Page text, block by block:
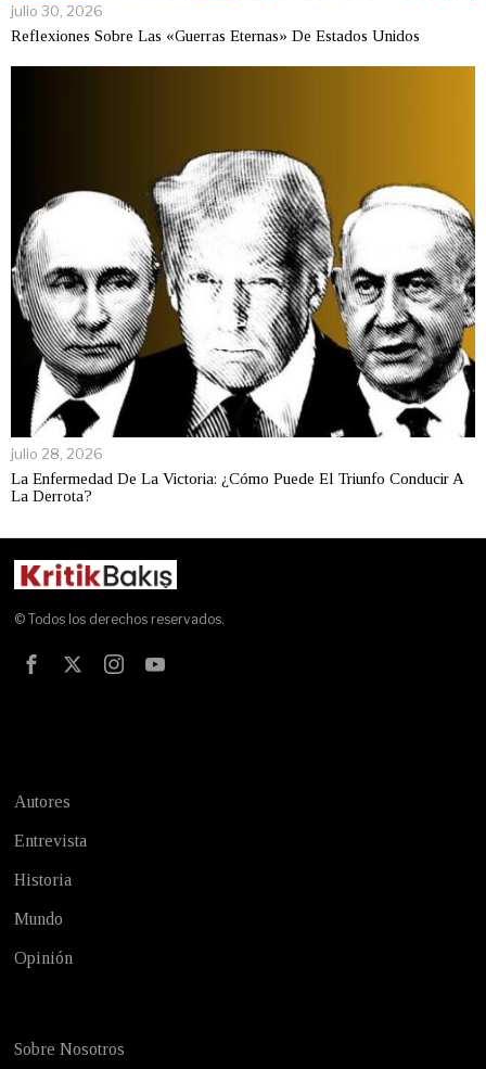
julio 30, 2026
Reflexiones Sobre Las «Guerras Eternas» De Estados Unidos
julio 28, 2026
La Enfermedad De La Victoria: ¿Cómo Puede El Triunfo Conducir A
La Derrota?
© Todos los derechos reservados.
Autores
Entrevista
Historia
Mundo
Opinión
Sobre Nosotros